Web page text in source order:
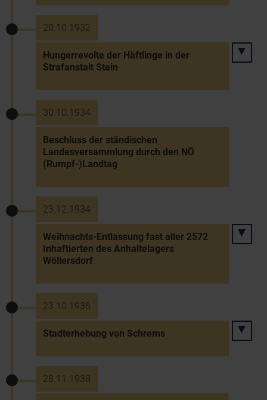
20.10.1932
Hungerrevolte der Häftlinge in der
Strafanstalt Stein
30.10.1934
Beschluss der ständischen
Landesversammlung durch den NÖ
(Rumpf-)Landtag
23.12.1934
Weihnachts-Entlassung fast aller 2572
Inhaftierten des Anhaltelagers
Wöllersdorf
23.10.1936
Stadterhebung von Schrems
28.11.1938